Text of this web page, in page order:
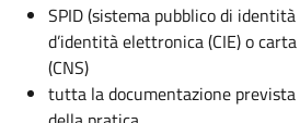
SPID (sistema pubblico di
d’identità elettronica (CIE) o
(CNS)
tutta la documentazione